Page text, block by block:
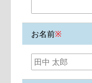
お名前※